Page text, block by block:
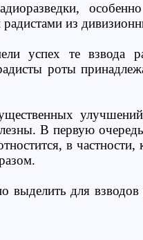
из
успех те взвода
роты
В первую
в
выделить для